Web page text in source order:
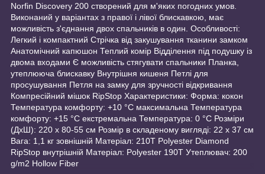
Norfin Discovery 200 створений для м'яких погодних умов.
Виконаний у варіантах з правої і лівої блискавкою, має
можливість з'єднання двох спальників в один. Особливості:
Легкий і компактний Стрічка від закушування тканини замком
Анатомічний капюшон Теплий комір Відділення під подушку із
двома входами Є можливість стягувати спальники Планка,
утеплююча блискавку Внутрішня кишеня Петлі для
просушування Петля на замку для зручності відкривання
Компресійний мішок RipStop Характеристики: Форма: кокон
Температура комфорту: +10 °С максимальна Температура
комфорту: +15 °С екстремальна Температура: 0 °С Розміри
(ДхШ): 220 х 80-55 см Розмір в складеному вигляді: 22 x 37 см
Вага: 1,1 кг зовнішній Матеріал: 210T Polyester Diamond
RipStop внутрішній Матеріал: Polyester 190T Утеплювач: 200
g/m2 Hollow Fiber